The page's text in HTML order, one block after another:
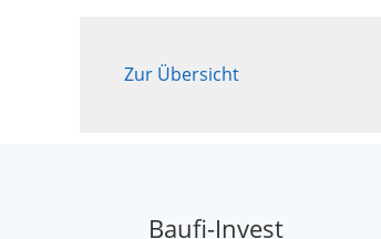
Zur Übersicht
Baufi-Invest